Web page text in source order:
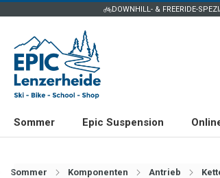
DOWNHILL- & FREERIDE-
Sommer Epic Suspension
Sommer Komponenten Antrieb